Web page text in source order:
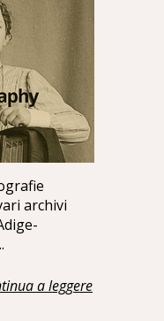
archivi
a leggere